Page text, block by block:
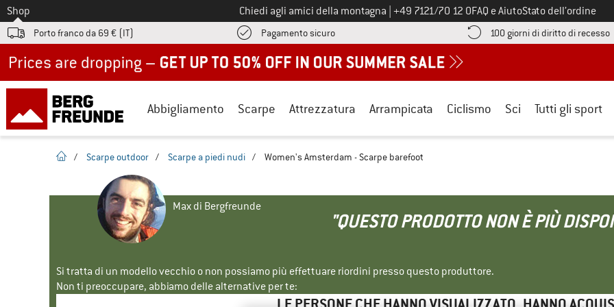
Allo
Shop Chiedi agli amici della montagna Chiamaci al numero
+49 7121/70 12 0FAQ e AiutoStato dell’ordine
Porto franco da 69 € (IT) Pagamento sicuroQui trovi le informazioni di pagamento! Si apre in una casella
100 giorni di diritto di recesso
Abbigliamento Scarpe Attrezzatura Arrampicata Ciclismo Sci Tutti gli sport
pagina iniziale
/ Scarpe outdoor / Scarpe a piedi nudi / Women's Amsterdam - Scarpe barefoot
Max di Bergfreunde
"QUESTO PRODOTTO NON È PIÙ
Si tratta di un modello vecchio o non possiamo più effettuare riordini presso questo produttore.
Non ti preoccupare, abbiamo delle alternative per te: